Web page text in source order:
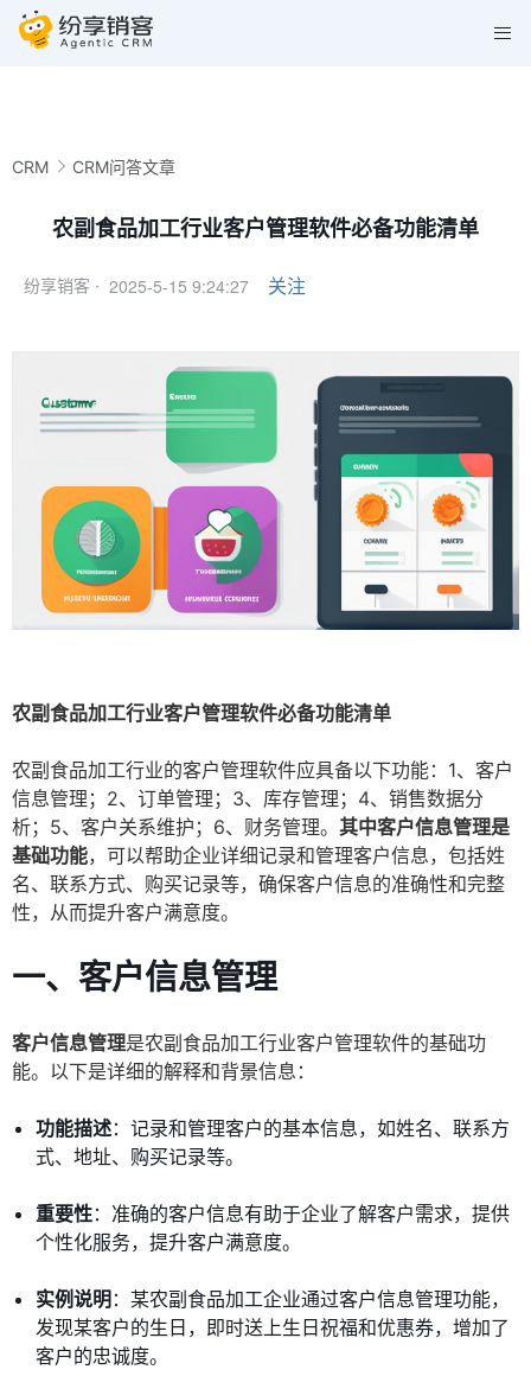
CRM CRM问答文章
农副食品加工行业客户管理软件必备功能清单
纷享销客 · 2025-5-15 9:24:27 关注
农副食品加工行业客户管理软件必备功能清单
农副食品加工行业的客户管理软件应具备以下功能：1、客户
信息管理；2、订单管理；3、库存管理；4、销售数据分
析；5、客户关系维护；6、财务管理。 其中客户信息管理是
基础功能，可以帮助企业详细记录和管理客户信息，包括姓
名、联系方式、购买记录等，确保客户信息的准确性和完整
性，从而提升客户满意度。
一、客户信息管理
客户信息管理是农副食品加工行业客户管理软件的基础功
能。以下是详细的解释和背景信息：
功能描述：记录和管理客户的基本信息，如姓名、联系方
式、地址、购买记录等。
重要性：准确的客户信息有助于企业了解客户需求，提供
个性化服务，提升客户满意度。
实例说明 ：某农副食品加工企业通过客户信息管理功能，
发现某客户的生日，即时送上生日祝福和优惠券，增加了
客户的忠诚度。